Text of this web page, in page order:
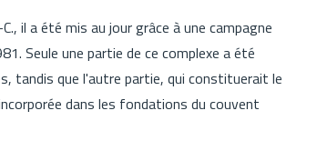
il a été mis au jour grâce à une campagne
Seule une partie de ce complexe a été
tandis que l'autre partie, qui constituerait le
dans les fondations du couvent